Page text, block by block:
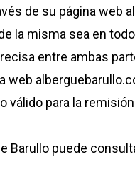
de su página web
la misma sea en
entre ambas
web
para la
puede